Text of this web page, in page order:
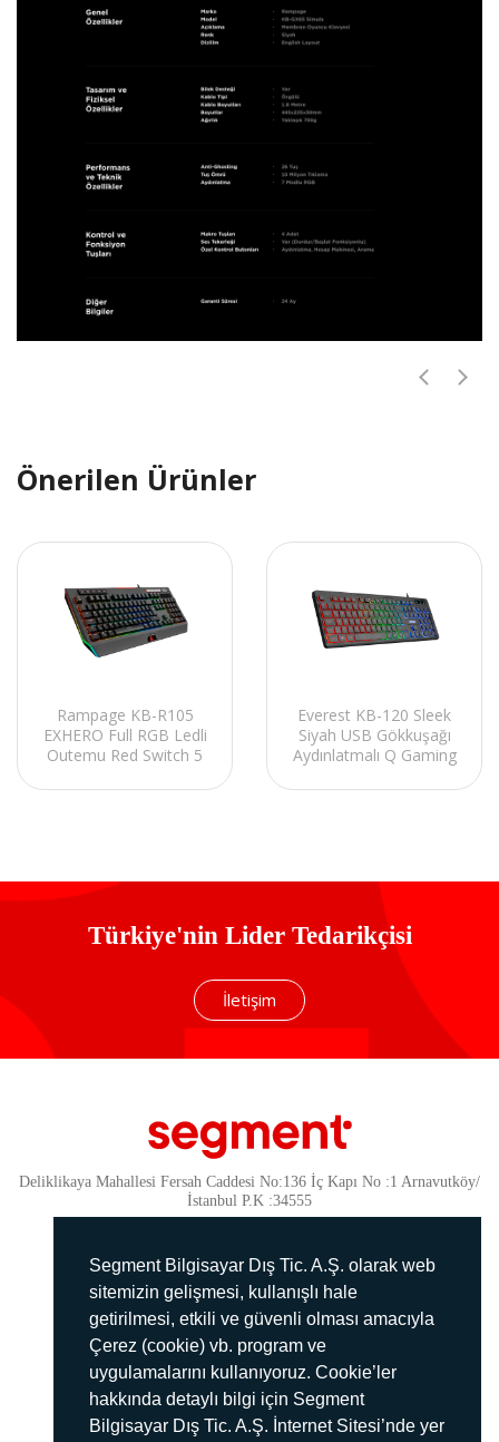
Segment Bilgisayar Dış Tic. A.Ş. olarak web
sitemizin gelişmesi, kullanışlı hale
getirilmesi, etkili ve güvenli olması amacıyla
Çerez (cookie) vb. program ve
uygulamalarını kullanıyoruz. Cookie’ler
hakkında detaylı bilgi için Segment
Bilgisayar Dış Tic. A.Ş. İnternet Sitesi’nde yer
Önerilen Ürünler
Rampage KB-R105
EXHERO Full RGB Ledli
Outemu Red Switch 5
Türkçe Gaming Oyuncu
Everest KB-120 Sleek
Siyah USB Gökkuşağı
Aydınlatmalı Q Gaming
Türkiye'nin Lider Tedarikçisi
İletişim
Deliklikaya Mahallesi Fersah Caddesi No:136 İç Kapı No :1 Arnavutköy/
İstanbul P.K :34555
Güvenlik
KVKK Politikamız
Gizlilik Politikamız
Aydınlatma Metni
İmha Politikası
444 78 99
info@segment.com.tr